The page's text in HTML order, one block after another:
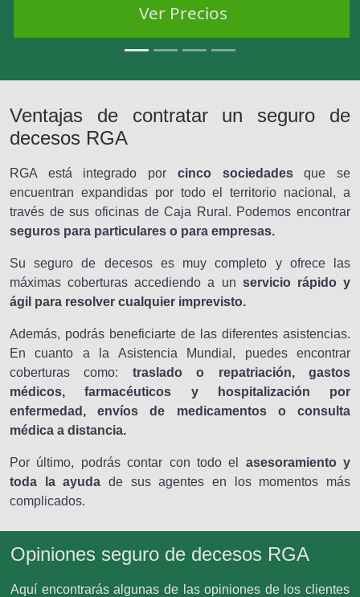
Ver Precios
Ventajas de contratar un seguro de
decesos RGA
RGA está integrado por cinco sociedadesque se
encuentran expandidas por todo el territorio nacional, a
través de sus oficinas de Caja Rural. Podemos encontrar
seguros para particulares o para empresas.
Su seguro de decesos es muy completo y ofrece las
máximas coberturas accediendo a un servicio rápido y
ágil para resolver cualquier imprevisto.
Además, podrás beneficiarte de las diferentes asistencias.
En cuanto a la Asistencia Mundial, puedes encontrar
coberturas como: traslado o repatriación, gastos
médicos, farmacéuticos y hospitalización por
enfermedad, envíos de medicamentos o consulta
médica a distancia.
Por último, podrás contar con todo el asesoramiento y
toda la ayuda de sus agentes en los momentos más
complicados.
Opiniones seguro de decesos RGA
Aquí encontrarás algunas de las opiniones de los clientes